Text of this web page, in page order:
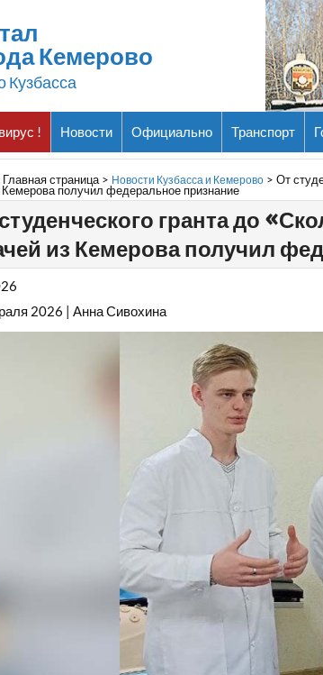
Кемерово
Кузбасса
! Новости Официально Транспорт
Главная страница> Новости Кузбасса и Кемерово >От
Кемерова получил федеральное признание
гранта до
из Кемерова получил
2026 | Анна Сивохина